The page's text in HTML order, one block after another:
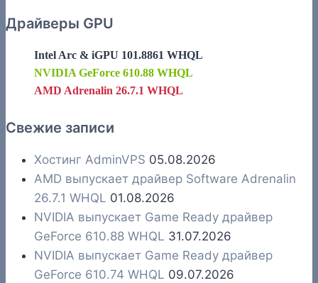
Драйверы GPU
Intel Arc & iGPU 101.8861 WHQL
NVIDIA GeForce 610.88 WHQL
AMD Adrenalin 26.7.1 WHQL
Свежие записи
Хостинг AdminVPS 05.08.2026
AMD выпускает драйвер Software Adrenalin
26.7.1 WHQL 01.08.2026
NVIDIA выпускает Game Ready драйвер
GeForce 610.88 WHQL 31.07.2026
NVIDIA выпускает Game Ready драйвер
GeForce 610.74 WHQL 09.07.2026